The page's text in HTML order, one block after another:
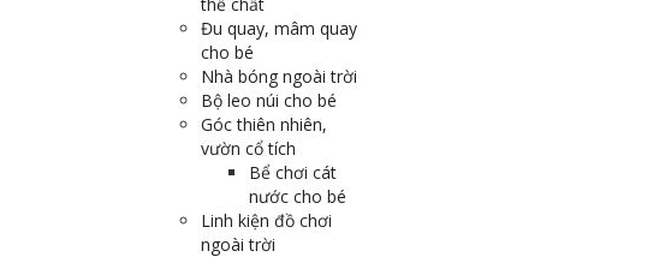
Đu quay, mâm quay
cho bé
Nhà bóng ngoài trời
Bộ leo núi cho bé
Góc thiên nhiên,
vườn cổ tích
Bể chơi cát
nước cho bé
Linh kiện đồ chơi
ngoài trời